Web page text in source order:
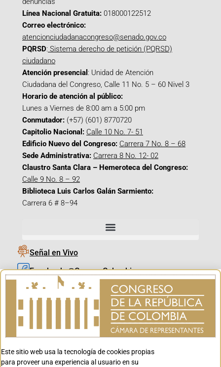
Línea Nacional Gratuita: 018000122512
Correo electrónico:
atencionciudadanacongreso@senado.gov.co
PQRSD: Sistema derecho de petición (PQRSD)
ciudadano
Atención presencial : Unidad de Atención
Ciudadana del Congreso, Calle 11 No. 5 – 60 Nivel 3
Horario de atención al público:
Lunes a Viernes de 8:00 am a 5:00 pm
Conmutador: (+57) (601) 8770720
Capitolio Nacional: Calle 10 No. 7- 51
Edificio Nuevo del Congreso: Carrera 7 No. 8 – 68
Sede Administrativa: Carrera 8 No. 12- 02
Claustro Santa Clara – Hemeroteca del Congreso:
Calle 9 No. 8 – 92
Biblioteca Luis Carlos Galán Sarmiento:
Carrera 6 # 8–94
Señal en Vivo
Facebook_@CamaraColombia
Instagram_@CamaraColombia
X_@CamaraColombia
Youtube_@CamaraColombia
Youtube_@CanalCongreso
Este sitio web usa la tecnología de cookies propias
para proveer una experiencia al usuario en su